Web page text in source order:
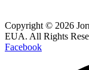
Copyright © 2026
EUA. All Rights
Facebook